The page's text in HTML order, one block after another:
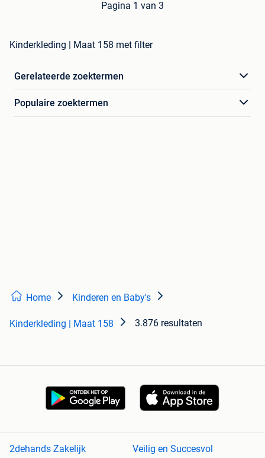
Pagina 1 van 3
Kinderkleding | Maat 158 met filter
Gerelateerde zoektermen
Populaire zoektermen
Home Kinderen en Baby's
Kinderkleding | Maat 158 3.876 resultaten
2dehands Zakelijk Veilig en Succesvol